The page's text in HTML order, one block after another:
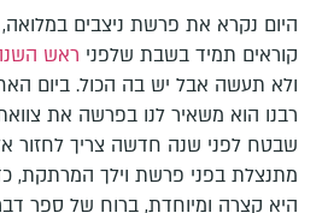
היום נקרא את פרשת ניצבים
קוראים תמיד בשבת שלפני ראש
ולא תעשה אבל יש בה הכול. ביום
רבנו הוא משאיר לנו בפרשה את
שבטח לפני שנה חדשה צריך לחזור
מתנצלת בפני פרשת וילך המרתקת,
היא קצרה ומיוחדת, ברוח של ספר